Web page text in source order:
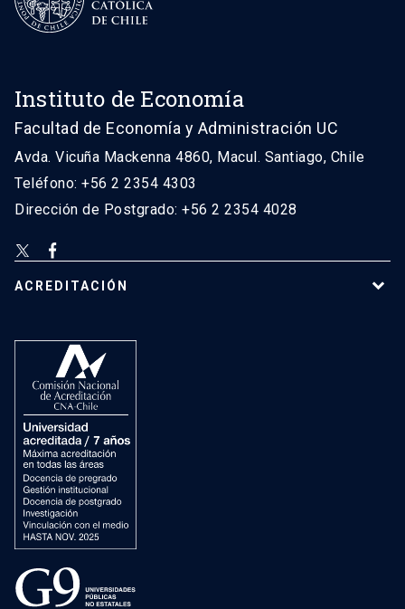
Instituto de Economía
Facultad de Economía y Administración UC
Avda. Vicuña Mackenna 4860, Macul. Santiago, Chile
Teléfono: +56 2 2354 4303
Dirección de Postgrado: +56 2 2354 4028
ACREDITACIÓN